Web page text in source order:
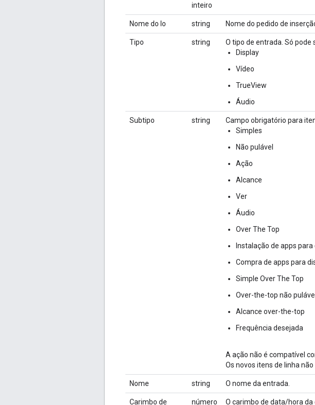
inteiro
Nome do Io string Nome do pedido de
Tipo string
O tipo de entrada. Só pode
Display
Vídeo
TrueView
Áudio
Subtipo string
Campo obrigatório para
Simples
Não pulável
Ação
Alcance
Ver
Áudio
Over The Top
Instalação de apps
Compra de apps para
Simple Over The Top
Over-the-top não pulável
Alcance over-the-top
Frequência desejada
A ação não é compatível
Os novos itens de linha
Nome string O nome da entrada.
Carimbo de
número
O carimbo de data/hora